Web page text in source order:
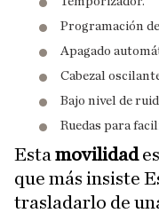
Programación
Apagado
Cabezal
Bajo nivel de
Ruedas para
Esta movilidad
que más insiste
trasladarlo de